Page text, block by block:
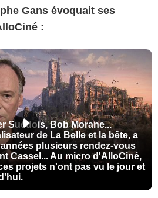
Gans évoquait ses
:
Suédois, Bob Morane...
de La Belle et la bête, a
plusieurs rendez-vous
Cassel... Au micro d'AlloCiné,
projets n'ont pas vu le jour et